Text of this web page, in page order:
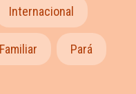
Internacional
Pará